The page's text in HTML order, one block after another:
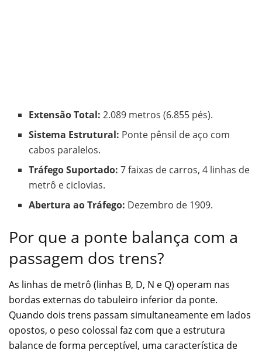
Extensão Total: 2.089 metros (6.855 pés).
Sistema Estrutural: Ponte pênsil de aço com
cabos paralelos.
Tráfego Suportado: 7 faixas de carros, 4 linhas de
metrô e ciclovias.
Abertura ao Tráfego: Dezembro de 1909.
Por que a ponte balança com a
passagem dos trens?
As linhas de metrô (linhas B, D, N e Q) operam nas
bordas externas do tabuleiro inferior da ponte.
Quando dois trens passam simultaneamente em lados
opostos, o peso colossal faz com que a estrutura
balance de forma perceptível, uma característica de